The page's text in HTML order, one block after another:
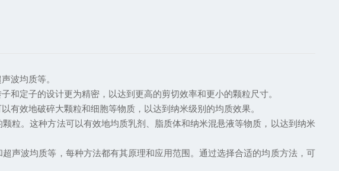
波均质等。
定子的设计更为精密，以达到更高的剪切效率和更小的颗粒尺寸。
有效地破碎大颗粒和细胞等物质，以达到纳米级别的均质效果。
粒。这种方法可以有效地均质乳剂、脂质体和纳米混悬液等物质，以达到纳米
声波均质等，每种方法都有其原理和应用范围。通过选择合适的均质方法，可